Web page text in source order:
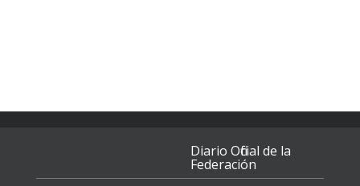
Diario Oficial de la
Federación